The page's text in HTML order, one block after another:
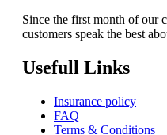
Since the first month of our
customers speak the best
Usefull Links
Insurance policy
FAQ
Terms & Conditions